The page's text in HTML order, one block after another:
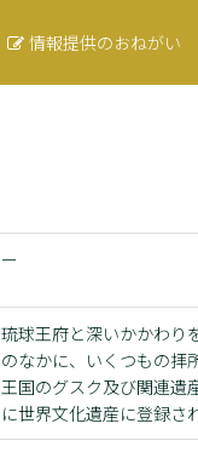
情報提供のおねがい
ー
琉球王府と深いかかわり
のなかに、いくつもの拝
王国のグスク及び関連遺
に世界文化遺産に登録さ